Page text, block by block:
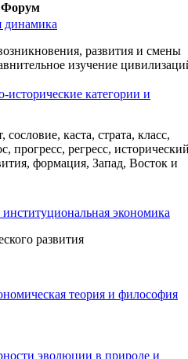
Форум
динамика
развития и смены
изучение
категории и
каста, страта, класс,
прогресс, регресс,
формация, Запад, Восток и
экономика
развития
теория и философия
эволюции в природе и